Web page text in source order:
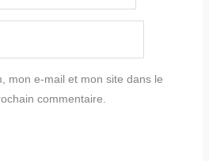
mon e-mail et mon site dans le
commentaire.